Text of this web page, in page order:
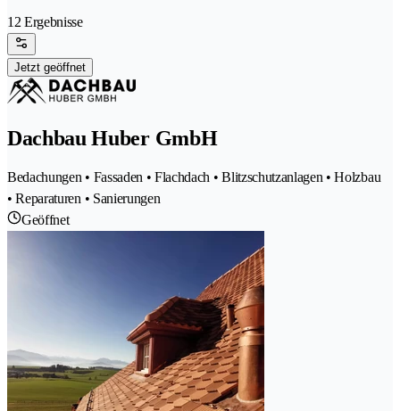
12 Ergebnisse
Jetzt geöffnet
Dachbau Huber GmbH
Bedachungen • Fassaden • Flachdach • Blitzschutzanlagen • Holzbau
• Reparaturen • Sanierungen
Geöffnet